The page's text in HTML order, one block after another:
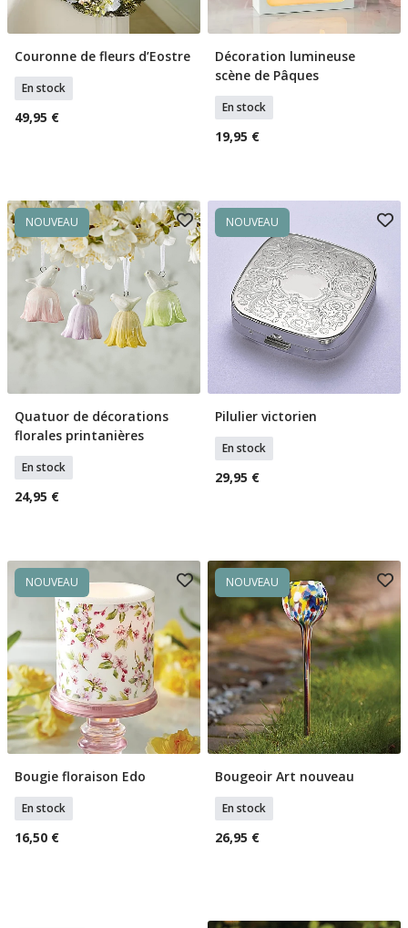
Ajouter Au Panier
Couronne de fleurs d’Eostre
En stock
49,95 €
Ajouter Au Panier
Décoration lumineuse
scène de Pâques
En stock
19,95 €
NOUVEAU
Ajouter Au Panier
Quatuor de décorations
florales printanières
En stock
24,95 €
NOUVEAU
Ajouter Au Panier
Pilulier victorien
En stock
29,95 €
NOUVEAU
Ajouter Au Panier
Bougie floraison Edo
En stock
16,50 €
NOUVEAU
Ajouter Au Panier
Bougeoir Art nouveau
En stock
26,95 €